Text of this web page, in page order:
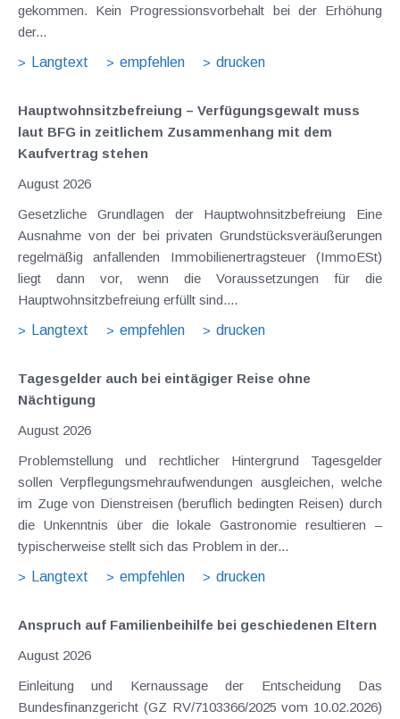
gekommen. Kein Progressionsvorbehalt bei der Erhöhung
der...
Langtext
empfehlen drucken
Hauptwohnsitz​­befreiung – Verfügungsgewalt muss
laut BFG in zeitlichem Zusammenhang mit dem
Kaufvertrag stehen
August 2026
Gesetzliche Grundlagen der Hauptwohnsitzbefreiung Eine
Ausnahme von der bei privaten Grundstücksveräußerungen
regelmäßig anfallenden Immobilienertragsteuer (ImmoESt)
liegt dann vor, wenn die Voraussetzungen für die
Hauptwohnsitzbefreiung erfüllt sind....
Langtext
empfehlen drucken
Tagesgelder auch bei eintägiger Reise ohne
Nächtigung
August 2026
Problemstellung und rechtlicher Hintergrund Tagesgelder
sollen Verpflegungsmehraufwendungen ausgleichen, welche
im Zuge von Dienstreisen (beruflich bedingten Reisen) durch
die Unkenntnis über die lokale Gastronomie resultieren –
typischerweise stellt sich das Problem in der...
Langtext
empfehlen drucken
Anspruch auf Familienbeihilfe bei geschiedenen Eltern
August 2026
Einleitung und Kernaussage der Entscheidung Das
Bundesfinanzgericht (GZ RV/7103366/2025 vom 10.02.2026)